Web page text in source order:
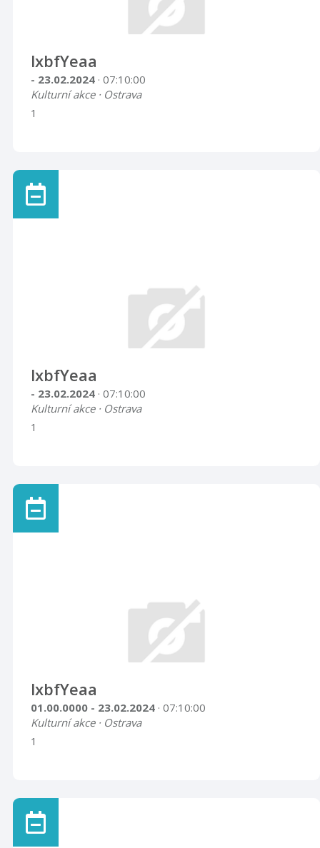
lxbfYeaa
- 23.02.2024 · 07:10:00
Kulturní akce · Ostrava
1
lxbfYeaa
- 23.02.2024 · 07:10:00
Kulturní akce · Ostrava
1
lxbfYeaa
01.00.0000 - 23.02.2024 · 07:10:00
Kulturní akce · Ostrava
1